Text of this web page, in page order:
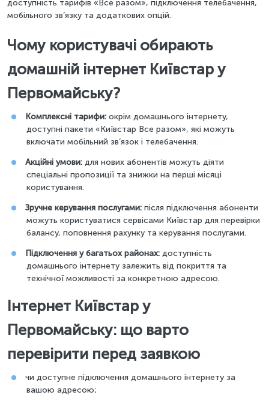
доступність тарифів «Все разом», підключення телебачення,
мобільного зв’язку та додаткових опцій.
Чому користувачі обирають
домашній інтернет Київстар у
Первомайську?
Комплексні тарифи: окрім домашнього інтернету,
доступні пакети «Київстар Все разом», які можуть
включати мобільний зв’язок і телебачення.
Акційні умови: для нових абонентів можуть діяти
спеціальні пропозиції та знижки на перші місяці
користування.
Зручне керування послугами: після підключення абоненти
можуть користуватися сервісами Київстар для перевірки
балансу, поповнення рахунку та керування послугами.
Підключення у багатьох районах: доступність
домашнього інтернету залежить від покриття та
технічної можливості за конкретною адресою.
Інтернет Київстар у
Первомайську: що варто
перевірити перед заявкою
чи доступне підключення домашнього інтернету за
вашою адресою;